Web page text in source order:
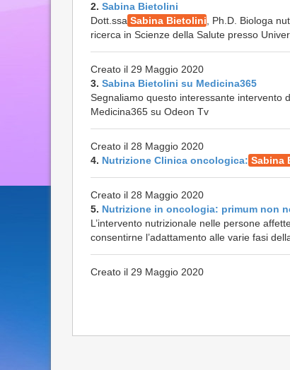
2. Sabina Bietolini
Dott.ssa Sabina Bietolini , Ph.D. Biologa
ricerca in Scienze della Salute presso
Creato il 29 Maggio 2020
3. Sabina Bietolini su Medicina365
Segnaliamo questo interessante intervento
Medicina365 su Odeon Tv
Creato il 28 Maggio 2020
4. Nutrizione Clinica oncologica: Sabina
Creato il 28 Maggio 2020
5. Nutrizione in oncologia: primum non
L’intervento nutrizionale nelle persone
consentirne l’adattamento alle varie fasi
Creato il 29 Maggio 2020